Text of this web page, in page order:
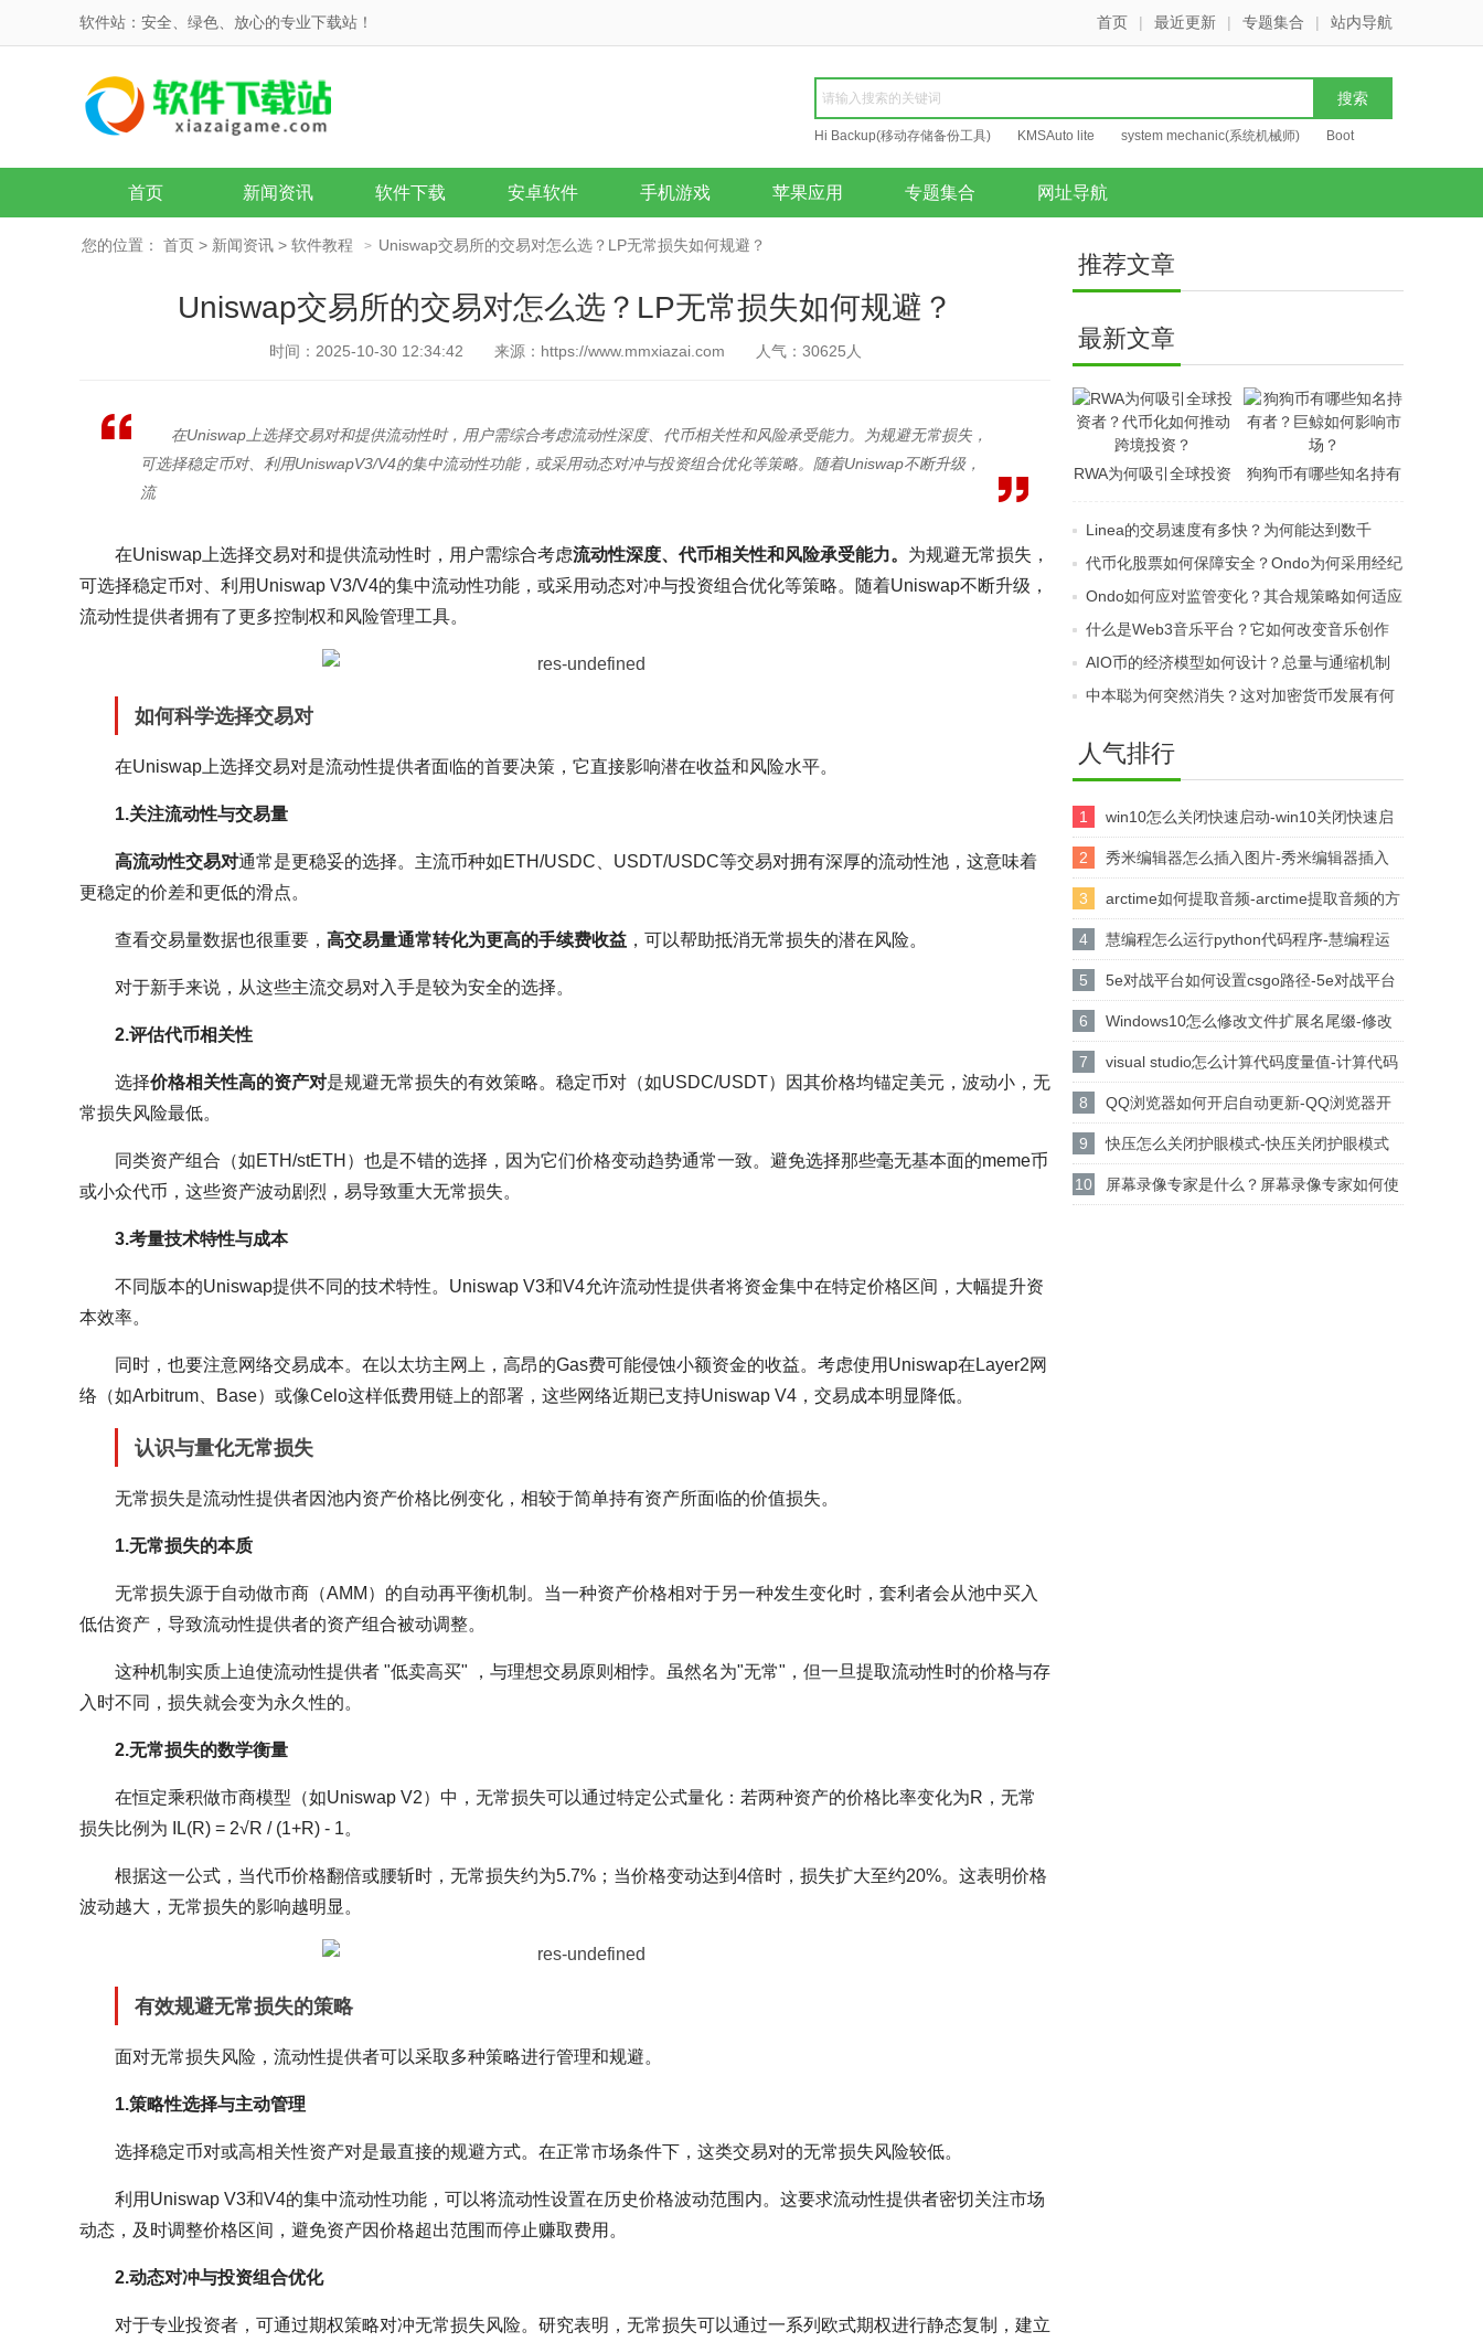
软件站：安全、绿色、放心的专业下载站！ 首页 | 最近更新 | 专题集合 | 站内导航
Hi Backup(移动存储备份工具) KMSAuto lite system mechanic(系统机械师) Boot
Repair
首页 新闻资讯 软件下载 安卓软件 手机游戏 苹果应用 专题集合 网址导航
您的位置： 首页 > 新闻资讯 > 软件教程 > Uniswap交易所的交易对怎么选？LP无常损失如何规避？
Uniswap交易所的交易对怎么选？LP无常损失如何规避？
时间：2025-10-30 12:34:42 来源：https://www.mmxiazai.com 人气： 30625 人
在Uniswap上选择交易对和提供流动性时，用户需综合考虑流动性深度、代币相关性和风险承受能力。为规避无常损失，
可选择稳定币对、利用UniswapV3/V4的集中流动性功能，或采用动态对冲与投资组合优化等策略。随着Uniswap不断升级，
流
在Uniswap上选择交易对和提供流动性时，用户需综合考虑流动性深度、代币相关性和风险承受能力。 为规避无常损失，
可选择稳定币对、利用Uniswap V3/V4的集中流动性功能，或采用动态对冲与投资组合优化等策略。随着Uniswap不断升级，
流动性提供者拥有了更多控制权和风险管理工具。
如何科学选择交易对
在Uniswap上选择交易对是流动性提供者面临的首要决策，它直接影响潜在收益和风险水平。
1.关注流动性与交易量
高流动性交易对通常是更稳妥的选择。主流币种如ETH/USDC、USDT/USDC等交易对拥有深厚的流动性池，这意味着
更稳定的价差和更低的滑点。
查看交易量数据也很重要， 高交易量通常转化为更高的手续费收益 ，可以帮助抵消无常损失的潜在风险。
对于新手来说，从这些主流交易对入手是较为安全的选择。
2.评估代币相关性
选择价格相关性高的资产对是规避无常损失的有效策略。稳定币对（如USDC/USDT）因其价格均锚定美元，波动小，无
常损失风险最低。
同类资产组合（如ETH/stETH）也是不错的选择，因为它们价格变动趋势通常一致。避免选择那些毫无基本面的meme币
或小众代币，这些资产波动剧烈，易导致重大无常损失。
3.考量技术特性与成本
不同版本的Uniswap提供不同的技术特性。Uniswap V3和V4允许流动性提供者将资金集中在特定价格区间，大幅提升资
本效率。
同时，也要注意网络交易成本。在以太坊主网上，高昂的Gas费可能侵蚀小额资金的收益。考虑使用Uniswap在Layer2网
络（如Arbitrum、Base）或像Celo这样低费用链上的部署，这些网络近期已支持Uniswap V4，交易成本明显降低。
认识与量化无常损失
无常损失是流动性提供者因池内资产价格比例变化，相较于简单持有资产所面临的价值损失。
1.无常损失的本质
无常损失源于自动做市商（AMM）的自动再平衡机制。当一种资产价格相对于另一种发生变化时，套利者会从池中买入
低估资产，导致流动性提供者的资产组合被动调整。
这种机制实质上迫使流动性提供者 "低卖高买" ，与理想交易原则相悖。虽然名为"无常"，但一旦提取流动性时的价格与存
入时不同，损失就会变为永久性的。
2.无常损失的数学衡量
在恒定乘积做市商模型（如Uniswap V2）中，无常损失可以通过特定公式量化：若两种资产的价格比率变化为R，无常
损失比例为 IL(R) = 2√R / (1+R) - 1。
根据这一公式，当代币价格翻倍或腰斩时，无常损失约为5.7%；当价格变动达到4倍时，损失扩大至约20%。这表明价格
波动越大，无常损失的影响越明显。
有效规避无常损失的策略
面对无常损失风险，流动性提供者可以采取多种策略进行管理和规避。
1.策略性选择与主动管理
选择稳定币对或高相关性资产对是最直接的规避方式。在正常市场条件下，这类交易对的无常损失风险较低。
利用Uniswap V3和V4的集中流动性功能，可以将流动性设置在历史价格波动范围内。这要求流动性提供者密切关注市场
动态，及时调整价格区间，避免资产因价格超出范围而停止赚取费用。
2.动态对冲与投资组合优化
对于专业投资者，可通过期权策略对冲无常损失风险。研究表明，无常损失可以通过一系列欧式期权进行静态复制，建立
推荐文章
最新文章
RWA为何吸引全球投资
境投资？
狗狗币有哪些知名持有
场？
Linea的交易速度有多快？为何能达到数千
TPS？
代币化股票如何保障安全？Ondo为何采用经纪
商托管底层资产？
Ondo如何应对监管变化？其合规策略如何适应
不同地区？
什么是Web3音乐平台？它如何改变音乐创作
和分发？
AIO币的经济模型如何设计？总量与通缩机制
是什么？
中本聪为何突然消失？这对加密货币发展有何
人气排行
1 win10怎么关闭快速启动-win10关闭快速启
动的方法
2 秀米编辑器怎么插入图片-秀米编辑器插入
图片的方法
3 arctime如何提取音频-arctime提取音频的方
法介绍
4 慧编程怎么运行python代码程序-慧编程运
行python代码程序的方法
5 5e对战平台如何设置csgo路径-5e对战平台
设置csgo路径的方法
6 Windows10怎么修改文件扩展名尾缀-修改
文件扩展名尾缀方法
7 visual studio怎么计算代码度量值-计算代码
度量值方法
8 QQ浏览器如何开启自动更新-QQ浏览器开
启自动更新的方法
9 快压怎么关闭护眼模式-快压关闭护眼模式
的方法介绍
10 屏幕录像专家是什么？屏幕录像专家如何使